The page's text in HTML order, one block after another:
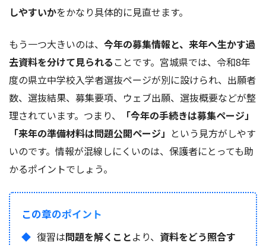
しやすいかをかなり具体的に見直せます。
もう一つ大きいのは、 今年の募集情報と、来年へ生かす過
去資料を分けて見られる ことです。宮城県では、令和8年
度の県立中学校入学者選抜ページが別に設けられ、出願者
数、選抜結果、募集要項、ウェブ出願、選抜概要などが整
理されています。つまり、
「今年の手続きは募集ページ」
「来年の準備材料は問題公開ページ」 という見方がしやす
いのです。情報が混線しにくいのは、保護者にとっても助
かるポイントでしょう。
この章のポイント
復習は問題を解くことより、 資料をどう照合す